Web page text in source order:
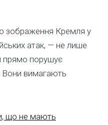
зображення Кремля у
атак, — не лише
прямо порушує
Вони вимагають
що не мають